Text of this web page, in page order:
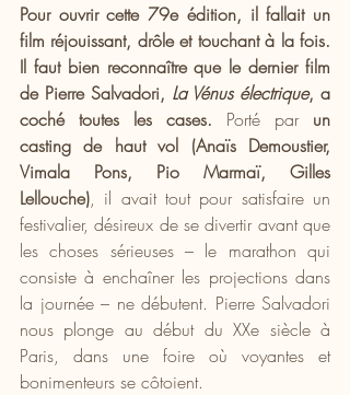
Pour ouvrir cette 79e édition, il fallait un
film réjouissant, drôle et touchant à la fois.
Il faut bien reconnaître que le dernier film
de Pierre Salvadori, La Vénus électrique, a
coché toutes les cases. Porté par un
casting de haut vol (Anaïs Demoustier,
Vimala Pons, Pio Marmaï, Gilles
Lellouche), il avait tout pour satisfaire un
festivalier, désireux de se divertir avant que
les choses sérieuses – le marathon qui
consiste à enchaîner les projections dans
la journée – ne débutent. Pierre Salvadori
nous plonge au début du XXe siècle à
Paris, dans une foire où voyantes et
bonimenteurs se côtoient.